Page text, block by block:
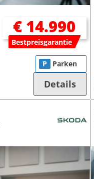
€ 14.990
Bestpreisgarantie
P Parken
Details